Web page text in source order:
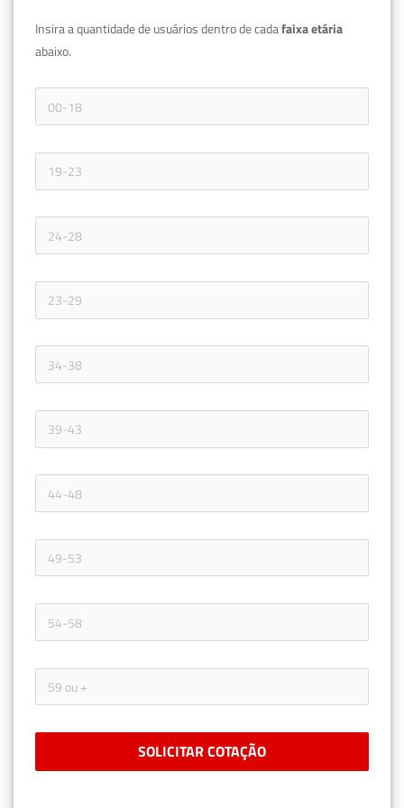
Insira a quantidade de usuários dentro de cada
abaixo.
SOLICITAR COTAÇÃO